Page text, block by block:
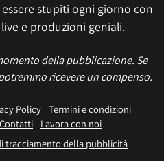
stupiti ogni giorno con
e produzioni geniali.
della pubblicazione. Se
ricevere un compenso.
Policy
Termini e condizioni
Contatti
Lavora con noi
tracciamento della pubblicità